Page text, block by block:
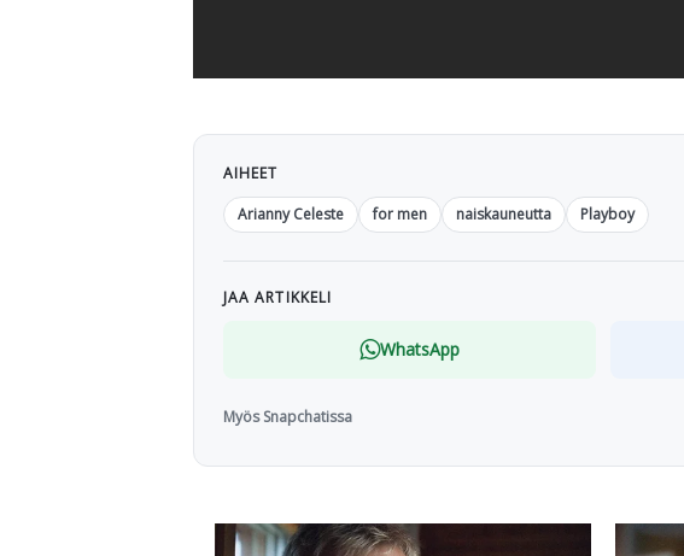
AIHEET
Arianny Celeste
for men naiskauneutta Playboy
JAA ARTIKKELI
WhatsApp
Myös Snapchatissa